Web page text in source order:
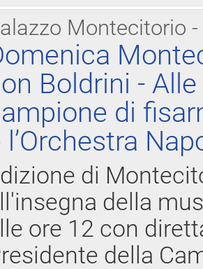
Montecitorio
Boldrini -
di
l’Orchestra
di
della
ore 12 con
della